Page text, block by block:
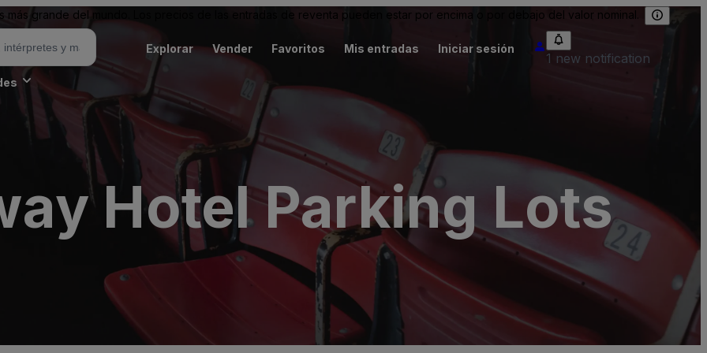
más grande del mundo. Los precios de las entradas de reventa pueden estar por encima o por debajo del valor nominal.
Explorar Vender Favoritos Mis entradas Iniciar sesión
1 new notification
Hotel Parking Lots